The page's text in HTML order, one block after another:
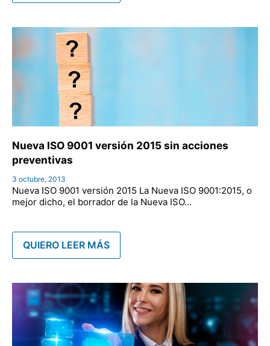
Nueva ISO 9001 versión 2015 sin acciones
preventivas
3 octubre, 2013
Nueva ISO 9001 versión 2015 La Nueva ISO 9001:2015, o
mejor dicho, el borrador de la Nueva ISO…
QUIERO LEER MÁS